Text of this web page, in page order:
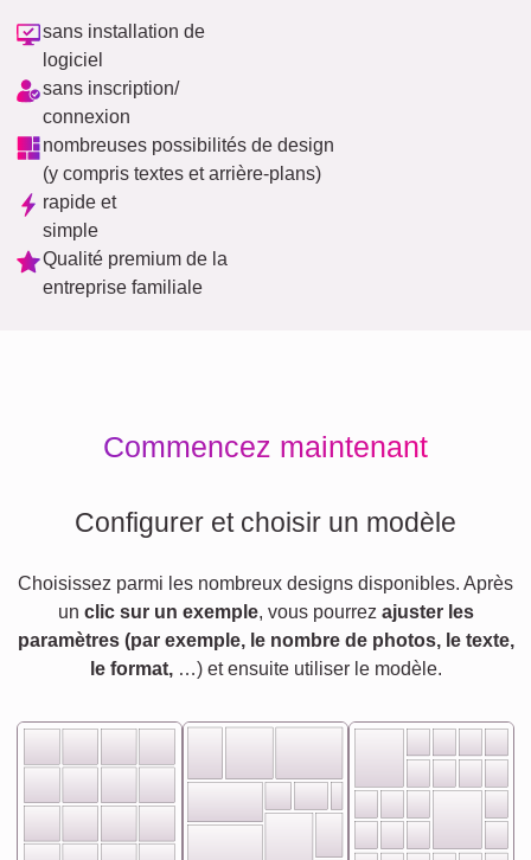
sans installation de
logiciel
sans inscription/
connexion
nombreuses possibilités de design
(y compris textes et arrière-plans)
rapide et
simple
Qualité premium de la
entreprise familiale
Commencez maintenant
Configurer et choisir un modèle
Choisissez parmi les nombreux designs disponibles. Après
un clic sur un exemple, vous pourrez ajuster les
paramètres (par exemple, le nombre de photos, le texte,
le format,…) et ensuite utiliser le modèle.